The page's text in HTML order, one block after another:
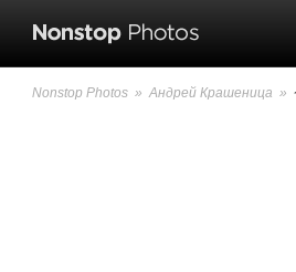
Nonstop Photos »Андрей Крашеница »